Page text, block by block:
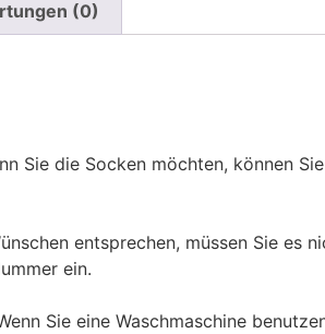
(0)
Sie die Socken möchten, können
entsprechen, müssen Sie es
ein.
Sie eine Waschmaschine